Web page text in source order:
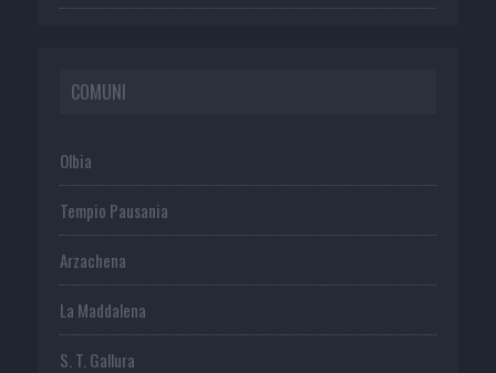
COMUNI
Olbia
Tempio Pausania
Arzachena
La Maddalena
S. T. Gallura